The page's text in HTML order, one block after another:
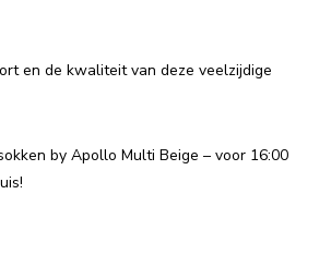
en de kwaliteit van deze veelzijdige
by Apollo Multi Beige – voor 16:00